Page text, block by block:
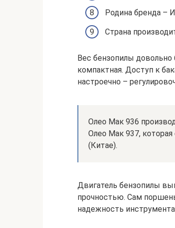
Родина бренда –
Страна
Вес бензопилы
компактная. Доступ к
настроечно –
Олео Мак 936
Олео Мак 937, которая
(Китае).
Двигатель бензопилы
прочностью. Сам
надежность